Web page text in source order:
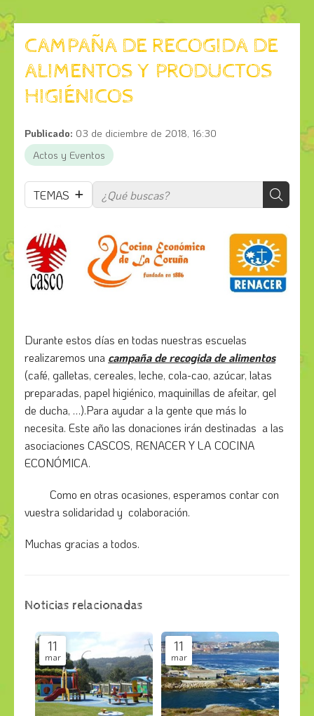
CAMPAÑA DE RECOGIDA DE
ALIMENTOS Y PRODUCTOS
HIGIÉNICOS
Publicado: 03 de diciembre de 2018, 16:30
Actos y Eventos
TEMAS
Durante estos días en todas nuestras escuelas
realizaremos una campaña de recogida de alimentos
(café, galletas, cereales, leche, cola-cao, azúcar, latas
preparadas, papel higiénico, maquinillas de afeitar, gel
de ducha, …).Para ayudar a la gente que más lo
necesita. Este año las donaciones irán destinadas a las
asociaciones CASCOS, RENACER Y LA COCINA
ECONÓMICA.
Como en otras ocasiones, esperamos contar con
vuestra solidaridad y colaboración.
Muchas gracias a todos.
Noticias relacionadas
11
mar
11
mar